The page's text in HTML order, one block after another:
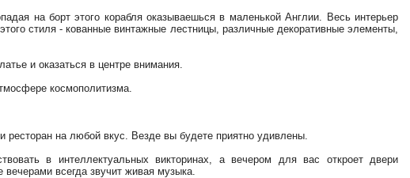
на борт этого корабля оказываешься в маленькой Англии. Весь интерьер
стиля - кованные винтажные лестницы, различные декоративные элементы,
и оказаться в центре внимания.
космополитизма.
на любой вкус. Везде вы будете приятно удивлены.
в интеллектуальных викторинах, а вечером для вас откроет двери
всегда звучит живая музыка.